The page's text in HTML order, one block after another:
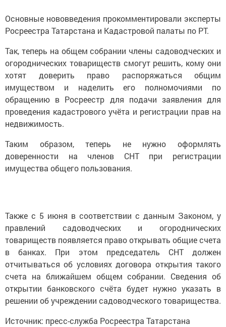
Основные нововведения прокомментировали эксперты
Росреестра Татарстана и Кадастровой палаты по РТ.
Так, теперь на общем собрании члены садоводческих и
огороднических товариществ смогут решить, кому они
хотят доверить право распоряжаться общим
имуществом и наделить его полномочиями по
обращению в Росреестр для подачи заявления для
проведения кадастрового учёта и регистрации прав на
недвижимость.
Таким образом, теперь не нужно оформлять
доверенности на членов СНТ при регистрации
имущества общего пользования.
Также с 5 июня в соответствии с данным Законом, у
правлений садоводческих и огороднических
товариществ появляется право открывать общие счета
в банках. При этом председатель СНТ должен
отчитываться об условиях договора открытия такого
счета на ближайшем общем собрании. Сведения об
открытии банковского счёта будет нужно указать в
решении об учреждении садоводческого товарищества.
Источник: пресс-служба Росреестра Татарстана